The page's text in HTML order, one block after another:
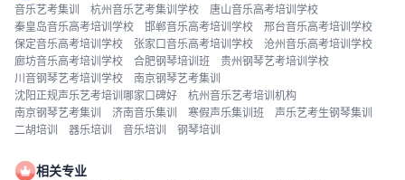
音乐艺考集训 杭州音乐艺考集训学校
唐山音乐高考培训学校
秦皇岛音乐高考培训学校
邯郸音乐高考培训学校
邢台音乐高考培训学校
保定音乐高考培训学校
张家口音乐高考培训学校
沧州音乐高考培训学校
廊坊音乐高考培训学校
合肥钢琴培训班
贵州钢琴艺考培训学校
川音钢琴艺考培训学校
南京钢琴艺考集训
沈阳正规声乐艺考培训哪家口碑好
杭州音乐艺考培训机构
南京钢琴艺考集训
济南音乐集训 寒假声乐集训班
声乐艺考生钢琴集训
二胡培训
器乐培训 音乐培训 钢琴培训
相关专业